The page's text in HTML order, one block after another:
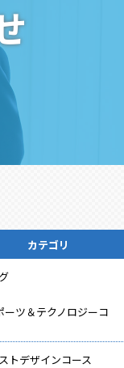
カテゴリ
ーツ＆テクノロジーコ
トデザインコース